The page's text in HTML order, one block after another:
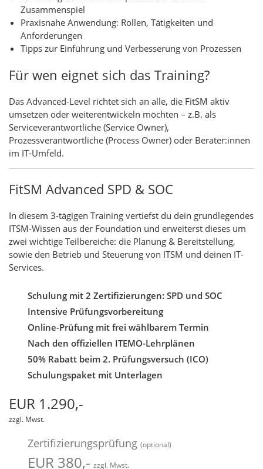
Zusammenspiel
Praxisnahe Anwendung: Rollen, Tätigkeiten und
Anforderungen
Tipps zur Einführung und Verbesserung von Prozessen
Für wen eignet sich das Training?
Das Advanced-Level richtet sich an alle, die FitSM aktiv
umsetzen oder weiterentwickeln möchten – z.B. als
Serviceverantwortliche (Service Owner),
Prozessverantwortliche (Process Owner) oder Berater:innen
im IT-Umfeld.
FitSM Advanced SPD & SOC
In diesem 3-tägigen Training vertiefst du dein grundlegendes
ITSM-Wissen aus der Foundation und erweiterst dieses um
zwei wichtige Teilbereiche: die Planung & Bereitstellung,
sowie den Betrieb und Steuerung von ITSM und deinen IT-
Services.
Schulung mit 2 Zertifizierungen: SPD und SOC
Intensive Prüfungsvorbereitung
Online-Prüfung mit frei wählbarem Termin
Nach den offiziellen ITEMO-Lehrplänen
50% Rabatt beim 2. Prüfungsversuch (ICO)
Schulungspaket mit Unterlagen
EUR 1.290,-
zzgl. Mwst.
Zertifizierungsprüfung (optional)
EUR 380,- zzgl. Mwst.